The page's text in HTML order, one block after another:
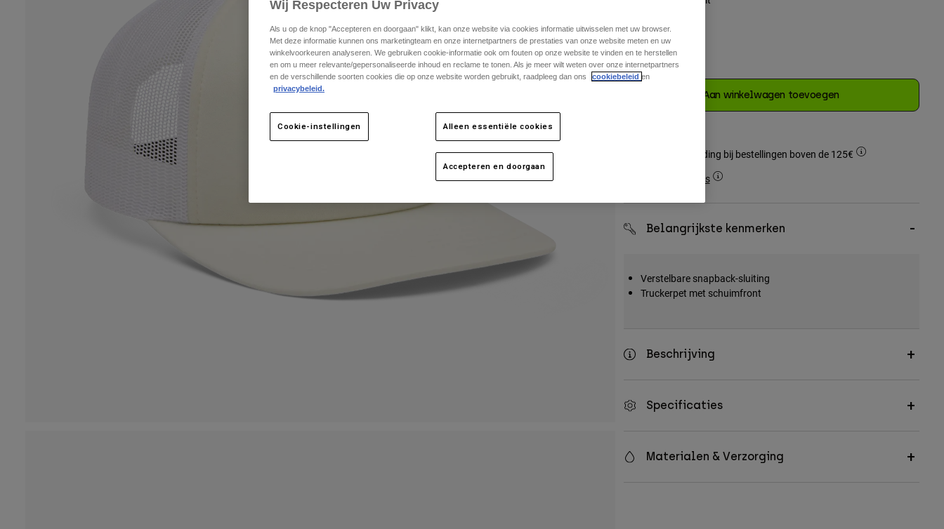
geselecteerd
Aan winkelwagen toevoegen
Gratis verzending bij bestellingen boven de 125€
Simple Returns
Belangrijkste kenmerken
Verstelbare snapback-sluiting
Truckerpet met schuimfront
Beschrijving
Specificaties
Materialen & Verzorging
Wij Respecteren Uw Privacy
Als u op de knop "Accepteren en doorgaan" klikt, kan onze website via cookies informatie uitwisselen met uw browser.
Met deze informatie kunnen ons marketingteam en onze internetpartners de prestaties van onze website meten en uw
winkelvoorkeuren analyseren. We gebruiken cookie-informatie ook om fouten op onze website te vinden en te herstellen
en om u meer relevante/gepersonaliseerde inhoud en reclame te tonen. Als je meer wilt weten over onze internetpartners
en de verschillende soorten cookies die op onze website worden gebruikt, raadpleeg dan ons
cookiebeleid en
privacybeleid.
Cookie-instellingen Alleen essentiële cookies
Accepteren en doorgaan